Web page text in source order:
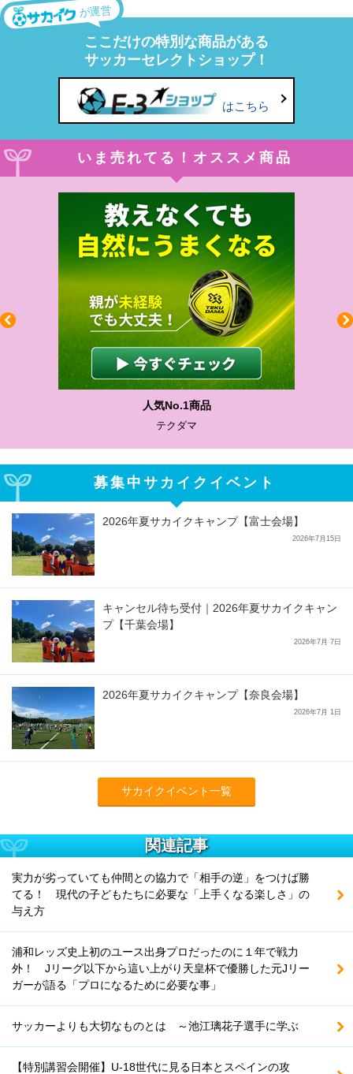
が運営
ここだけの特別な商品がある
サッカーセレクトショップ！
はこちら
いま売れてる！オススメ商品
人気No.1商品
テクダマ
募集中サカイクイベント
2026年夏サカイクキャンプ【富士会場】
2026年7月15日
キャンセル待ち受付｜2026年夏サカイクキャン
プ【千葉会場】
2026年7月 7日
2026年夏サカイクキャンプ【奈良会場】
2026年7月 1日
サカイクイベント一覧
関連記事
実力が劣っていても仲間との協力で「相手の逆」をつけば勝
てる！ 現代の子どもたちに必要な「上手くなる楽しさ」の
与え方
浦和レッズ史上初のユース出身プロだったのに１年で戦力
外！ Jリーグ以下から這い上がり天皇杯で優勝した元Jリー
ガーが語る「プロになるために必要な事」
サッカーよりも大切なものとは ～池江璃花子選手に学ぶ
【特別講習会開催】U-18世代に見る日本とスペインの攻